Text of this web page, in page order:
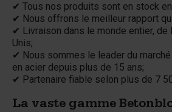
✔ Tous nos produits sont en stock
✔ Nous offrons le meilleur rapport
✔ Livraison dans le monde entier, de
Unis;
✔ Nous sommes le leader du
en acier depuis plus de 15 ans;
✔ Partenaire fiable selon plus de 7
La vaste gamme